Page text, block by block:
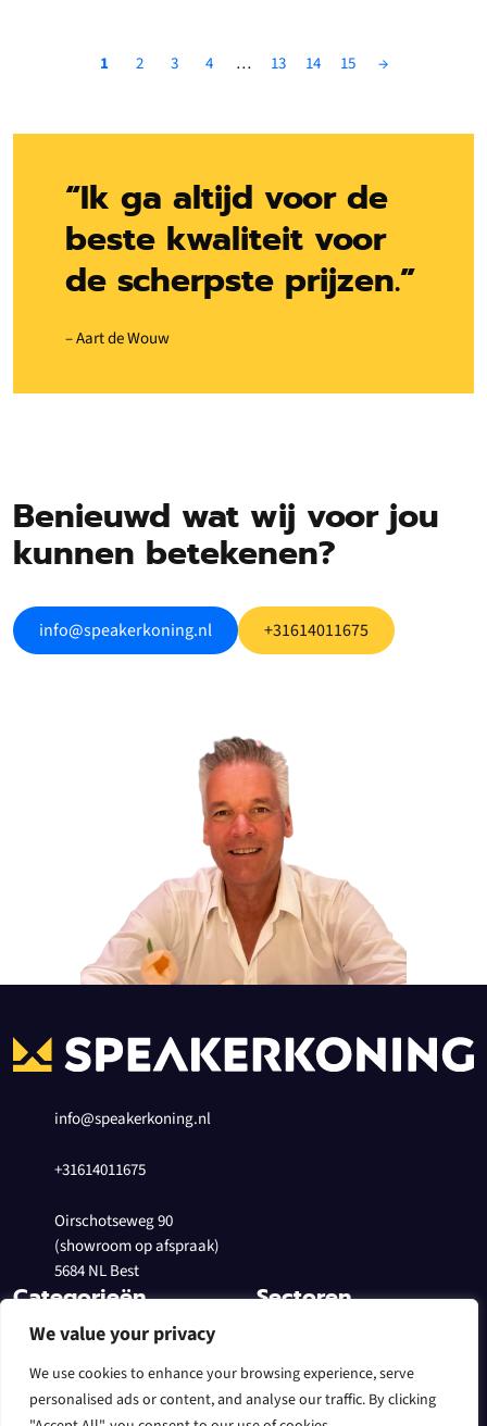
We value your privacy
We use cookies to enhance your browsing experience, serve
personalised ads or content, and analyse our traffic. By clicking
1 2 3 4 … 13 14 15 →
“Ik ga altijd voor de
beste kwaliteit voor
de scherpste prijzen.”
– Aart de Wouw
Benieuwd wat wij voor jou
kunnen betekenen?
info@speakerkoning.nl +31614011675
info@speakerkoning.nl
+31614011675
Oirschotseweg 90
(showroom op afspraak)
5684 NL Best
Categorieën
Speakers Actief
Subwoofers
Line Array
Randapparatuur
Sectoren
Evenementen
Voor een DJ
Speakers